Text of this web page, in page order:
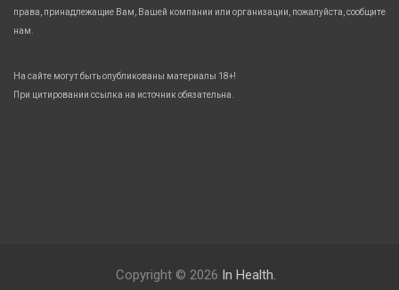
права, принадлежащие Вам, Вашей компании или организации, пожалуйста, сообщите
нам.
На сайте могут быть опубликованы материалы 18+!
При цитировании ссылка на источник обязательна.
Copyright © 2026 In Health.